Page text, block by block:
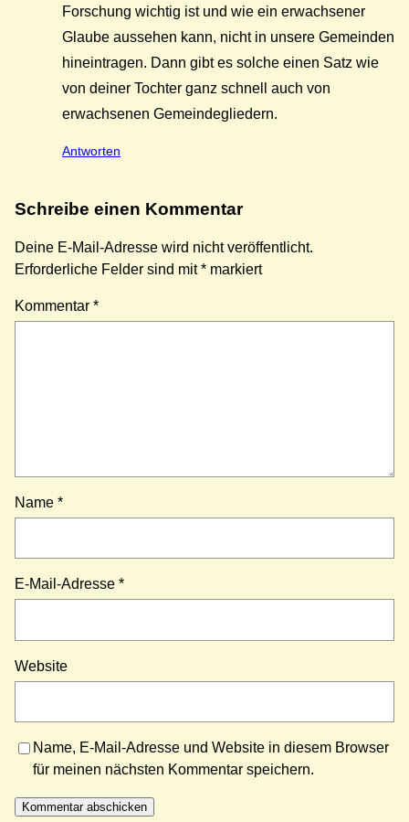
Forschung wichtig ist und wie ein erwachsener
Glaube aussehen kann, nicht in unsere Gemeinden
hineintragen. Dann gibt es solche einen Satz wie
von deiner Tochter ganz schnell auch von
erwachsenen Gemeindegliedern.
Antworten
Schreibe einen Kommentar
Deine E-Mail-Adresse wird nicht veröffentlicht.
Erforderliche Felder sind mit* markiert
Kommentar *
Name *
E-Mail-Adresse *
Website
Name, E-Mail-Adresse und Website in diesem Browser
für meinen nächsten Kommentar speichern.